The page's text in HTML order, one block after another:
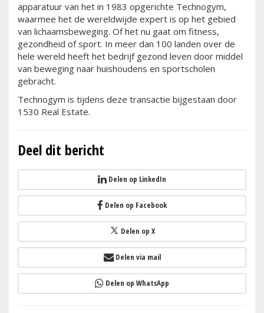
apparatuur van het in 1983 opgerichte Technogym,
waarmee het de wereldwijde expert is op het gebied
van lichaamsbeweging. Of het nu gaat om fitness,
gezondheid of sport. In meer dan 100 landen over de
hele wereld heeft het bedrijf gezond leven door middel
van beweging naar huishoudens en sportscholen
gebracht.
Technogym is tijdens deze transactie bijgestaan door
1530 Real Estate.
Deel dit bericht
Delen op LinkedIn
Delen op Facebook
Delen op X
Delen via mail
Delen op WhatsApp